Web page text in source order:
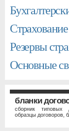
Резервы
Основные
бланки
сборник типовых
образцы договоров,